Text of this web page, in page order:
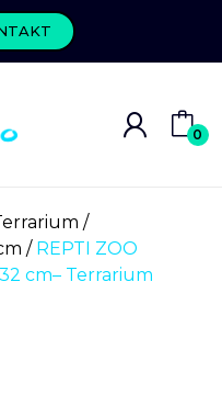
0
REPTI ZOO
cm– Terrarium